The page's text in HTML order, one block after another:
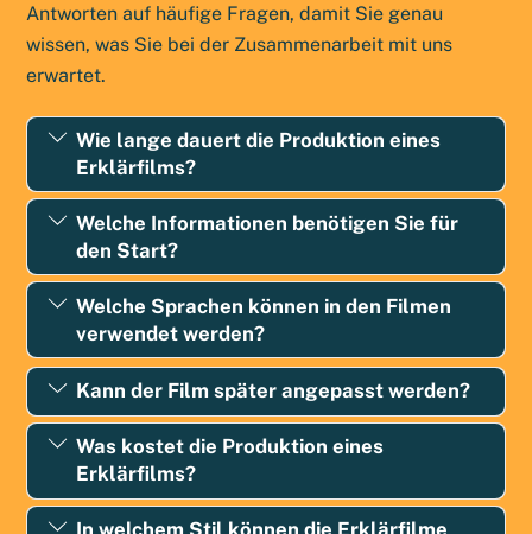
Antworten auf häufige Fragen, damit Sie genau
wissen, was Sie bei der Zusammenarbeit mit uns
erwartet.
Wie lange dauert die Produktion eines
Erklärfilms?
Welche Informationen benötigen Sie für
den Start?
Welche Sprachen können in den Filmen
verwendet werden?
Kann der Film später angepasst werden?
Was kostet die Produktion eines
Erklärfilms?
In welchem Stil können die Erklärfilme